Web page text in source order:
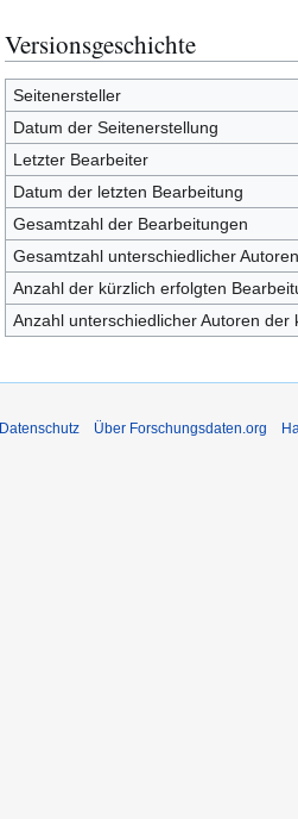
Versionsgeschichte
Seitenersteller
Datum der Seitenerstellung
Letzter Bearbeiter
Datum der letzten Bearbeitung
Gesamtzahl der Bearbeitungen
Gesamtzahl unterschiedlicher Autoren
Anzahl der kürzlich erfolgten
Anzahl unterschiedlicher Autoren
Datenschutz Über Forschungsdaten.org